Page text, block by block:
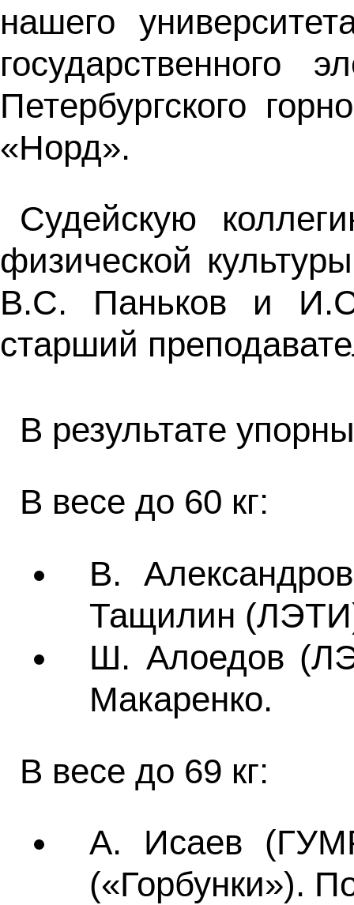
нашего
государственного
Петербургского
«Норд».
Судейскую
физической
В.С. Паньков и
старший
В результате
В весе до 60 кг:
В.
Тащилин
Ш. Алоедов
Макаренко.
В весе до 69 кг:
А. Исаев
(«Горбунки»).